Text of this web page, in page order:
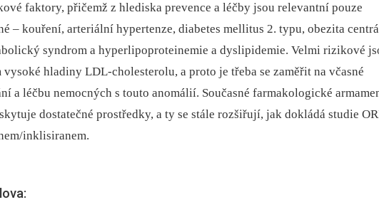
faktory, přičemž z hlediska prevence a léčby jsou relevantní pouze
–⁠ kouření, arteriální hypertenze, diabetes mellitus 2. typu, obezita
syndrom a hyperlipoproteinemie a dyslipidemie. Velmi rizikové
vysoké hladiny LDL-cholesterolu, a proto je třeba se zaměřit na včasné
a léčbu nemocných s touto anomálií. Současné farmakologické
dostatečné prostředky, a ty se stále rozšiřují, jak dokládá studie
inklisiranem.